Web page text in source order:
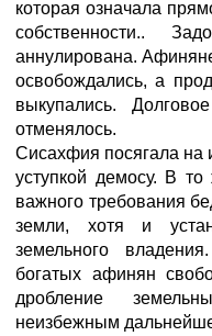
которая означала
собственности..
аннулирована.
освобождались, а
выкупались.
отменялось.
Сисахфия посягала на
уступкой демосу. В
важного требования
земли, хотя и
земельного
богатых афинян
дробление
неизбежным